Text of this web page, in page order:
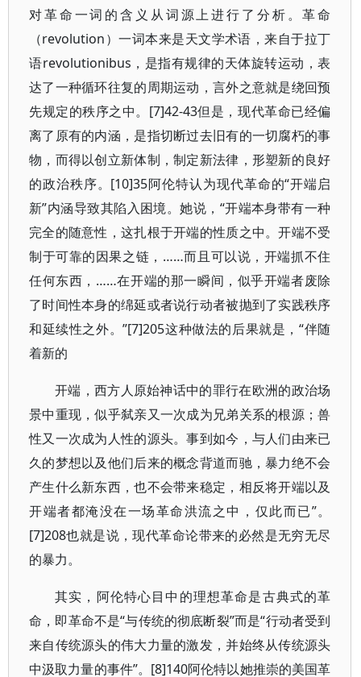
对革命一词的含义从词源上进行了分析。革命
（revolution）一词本来是天文学术语，来自于拉丁
语revolutionibus，是指有规律的天体旋转运动，表
达了一种循环往复的周期运动，言外之意就是绕回预
先规定的秩序之中。[7]42-43但是，现代革命已经偏
离了原有的内涵，是指切断过去旧有的一切腐朽的事
物，而得以创立新体制，制定新法律，形塑新的良好
的政治秩序。[10]35阿伦特认为现代革命的“开端启
新”内涵导致其陷入困境。她说，“开端本身带有一种
完全的随意性，这扎根于开端的性质之中。开端不受
制于可靠的因果之链，……而且可以说，开端抓不住
任何东西，……在开端的那一瞬间，似乎开端者废除
了时间性本身的绵延或者说行动者被抛到了实践秩序
和延续性之外。”[7]205这种做法的后果就是，“伴随
着新的
开端，西方人原始神话中的罪行在欧洲的政治场
景中重现，似乎弑亲又一次成为兄弟关系的根源；兽
性又一次成为人性的源头。事到如今，与人们由来已
久的梦想以及他们后来的概念背道而驰，暴力绝不会
产生什么新东西，也不会带来稳定，相反将开端以及
开端者都淹没在一场革命洪流之中，仅此而已”。
[7]208也就是说，现代革命论带来的必然是无穷无尽
的暴力。
其实，阿伦特心目中的理想革命是古典式的革
命，即革命不是“与传统的彻底断裂”而是“行动者受到
来自传统源头的伟大力量的激发，并始终从传统源头
中汲取力量的事件”。[8]140阿伦特以她推崇的美国革